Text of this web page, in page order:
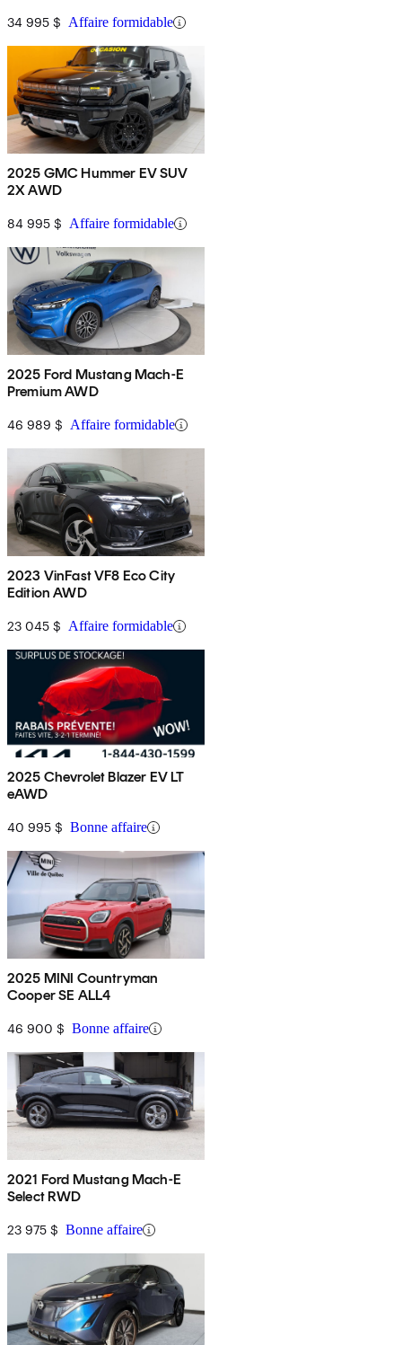
34 995 $ Affaire formidable
2025 GMC Hummer EV SUV
2X AWD
84 995 $ Affaire formidable
2025 Ford Mustang Mach-E
Premium AWD
46 989 $ Affaire formidable
2023 VinFast VF8 Eco City
Edition AWD
23 045 $ Affaire formidable
2025 Chevrolet Blazer EV LT
eAWD
40 995 $ Bonne affaire
2025 MINI Countryman
Cooper SE ALL4
46 900 $ Bonne affaire
2021 Ford Mustang Mach-E
Select RWD
23 975 $ Bonne affaire